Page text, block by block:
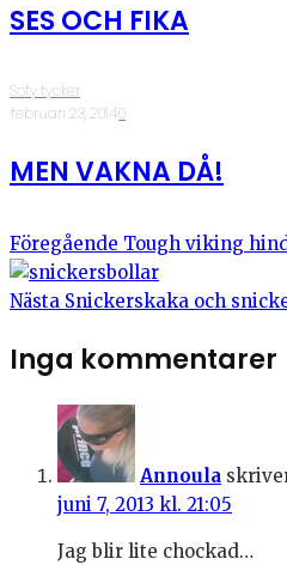
SES OCH FIKA
Sofy tycker
·februari 23, 2014·0
MEN VAKNA DÅ!
Föregående Tough viking
Nästa Snickerskaka och
Inga kommentarer
Annoula
juni 7, 2013 kl. 21:05
Jag blir lite chockad…